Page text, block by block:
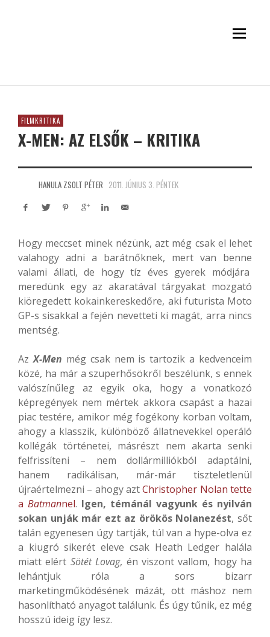
FILMKRITIKA
X-MEN: AZ ELSŐK – KRITIKA
HANULA ZSOLT PÉTER 2011. JÚNIUS 3. PÉNTEK
Hogy meccset minek nézünk, azt még csak el lehet
valahogy adni a barátnőknek, mert van benne
valami állati, de hogy tíz éves gyerek módjára
meredünk egy az akaratával tárgyakat mozgató
kiöregedett kokainkereskedőre, aki futurista Moto
GP-s sisakkal a fején nevetteti ki magát, arra nincs
mentség.
AzX-Men még csak nem is tartozik a kedvenceim
közé, ha már a szuperhősökről beszélünk, s ennek
valószínűleg az egyik oka, hogy a vonatkozó
képregények nem mértek akkora csapást a hazai
piac testére, amikor még fogékony korban voltam,
ahogy a klasszik, különböző állatnevekkel operáló
kollégák történetei, másrészt nem akarta senki
felfrissíteni – nem dollármilliókból adaptálni,
hanem radikálisan, már-már tiszteletlenül
újraértelmezni – ahogy aztChristopher Nolan tette
a Batmannel. Igen, témánál vagyunk és nyilván
sokan unják már ezt az örökös Nolanezést, sőt
talán egyenesen úgy tartják, túl van a hype-olva ez
a kiugró sikerét eleve csak Heath Ledger halála
miatt elért Sötét Lovag, én viszont vallom, hogy ha
lehántjuk róla a sors bizarr
marketingműködésének mázát, ott máshoz nem
hasonlítható anyagot találunk. És úgy tűnik, ez még
hosszú ideig így lesz.